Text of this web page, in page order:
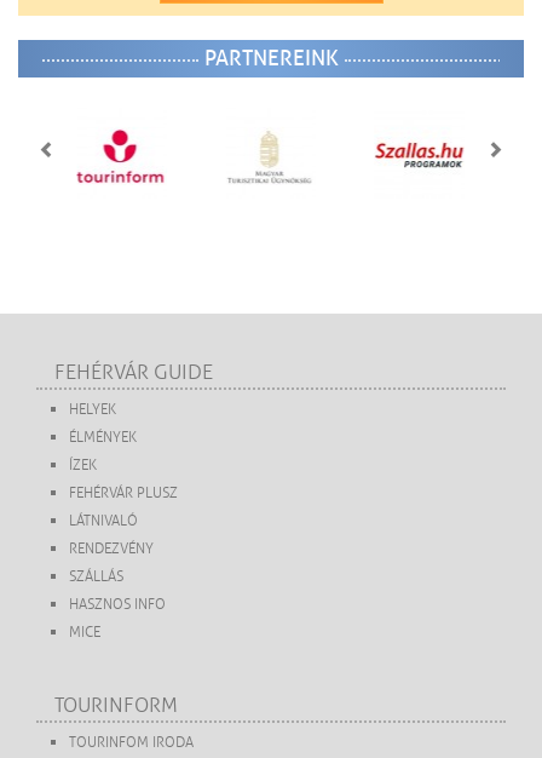
PARTNEREINK
FEHÉRVÁR GUIDE
HELYEK
ÉLMÉNYEK
ÍZEK
FEHÉRVÁR PLUSZ
LÁTNIVALÓ
RENDEZVÉNY
SZÁLLÁS
HASZNOS INFO
MICE
TOURINFORM
TOURINFOM IRODA